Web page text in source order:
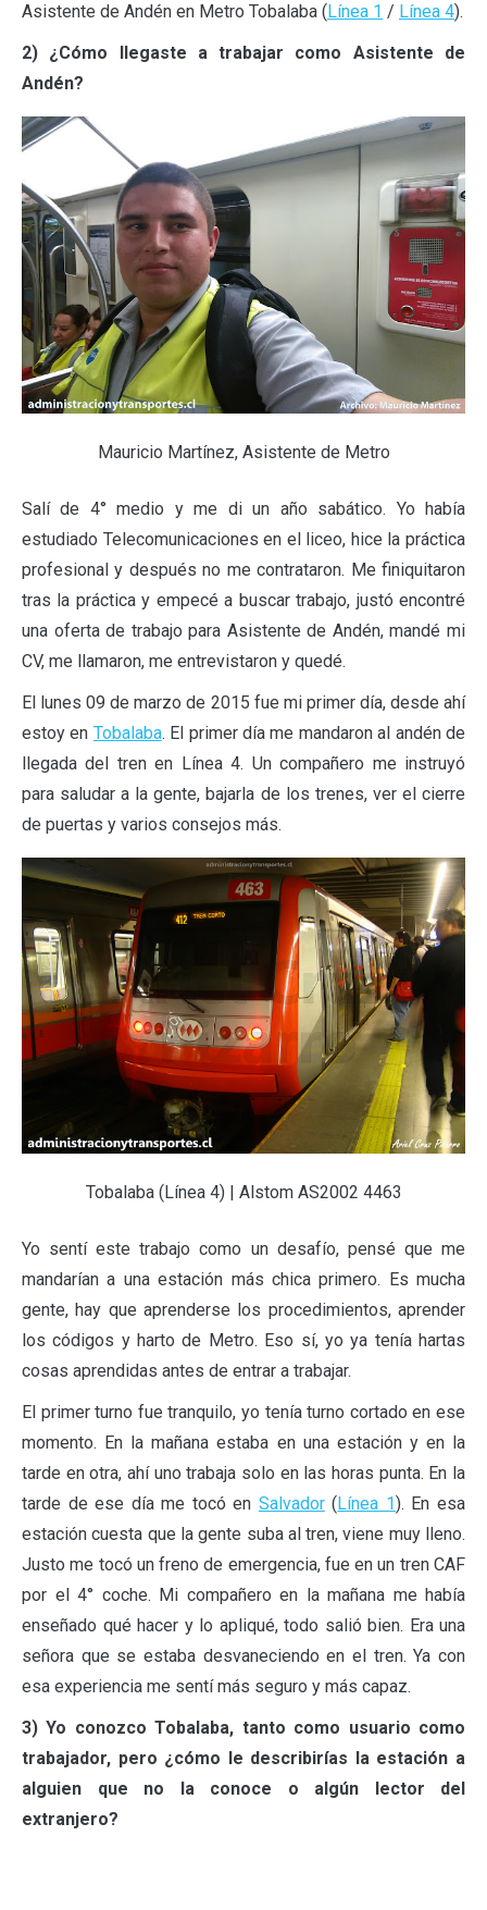
Asistente de Andén en Metro Tobalaba (Línea 1 / Línea 4).
2) ¿Cómo llegaste a trabajar como Asistente de
Andén?
Mauricio Martínez, Asistente de Metro
Salí de 4° medio y me di un año sabático. Yo había
estudiado Telecomunicaciones en el liceo, hice la práctica
profesional y después no me contrataron. Me finiquitaron
tras la práctica y empecé a buscar trabajo, justó encontré
una oferta de trabajo para Asistente de Andén, mandé mi
CV, me llamaron, me entrevistaron y quedé.
El lunes 09 de marzo de 2015 fue mi primer día, desde ahí
estoy en Tobalaba. El primer día me mandaron al andén de
llegada del tren en Línea 4. Un compañero me instruyó
para saludar a la gente, bajarla de los trenes, ver el cierre
de puertas y varios consejos más.
Tobalaba (Línea 4) | Alstom AS2002 4463
Yo sentí este trabajo como un desafío, pensé que me
mandarían a una estación más chica primero. Es mucha
gente, hay que aprenderse los procedimientos, aprender
los códigos y harto de Metro. Eso sí, yo ya tenía hartas
cosas aprendidas antes de entrar a trabajar.
El primer turno fue tranquilo, yo tenía turno cortado en ese
momento. En la mañana estaba en una estación y en la
tarde en otra, ahí uno trabaja solo en las horas punta. En la
tarde de ese día me tocó en Salvador(Línea 1). En esa
estación cuesta que la gente suba al tren, viene muy lleno.
Justo me tocó un freno de emergencia, fue en un tren CAF
por el 4° coche. Mi compañero en la mañana me había
enseñado qué hacer y lo apliqué, todo salió bien. Era una
señora que se estaba desvaneciendo en el tren. Ya con
esa experiencia me sentí más seguro y más capaz.
3) Yo conozco Tobalaba, tanto como usuario como
trabajador, pero ¿cómo le describirías la estación a
alguien que no la conoce o algún lector del
extranjero?